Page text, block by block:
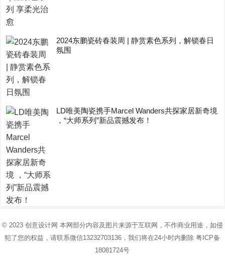
2024东鹏瓷砖春装周 | 静赏素色系列，解锁春日
氛围
LD唯美陶瓷携手Marcel Wanders共探家居新奇境
，“大师系列”新品震撼发布！
© 2023 创意设计网 本网部分内容及图片来源于互联网，不作商业用途，如侵
犯了您的权益，请联系微信13232703136，我们将在24小时内删除粤ICP备
18081724号